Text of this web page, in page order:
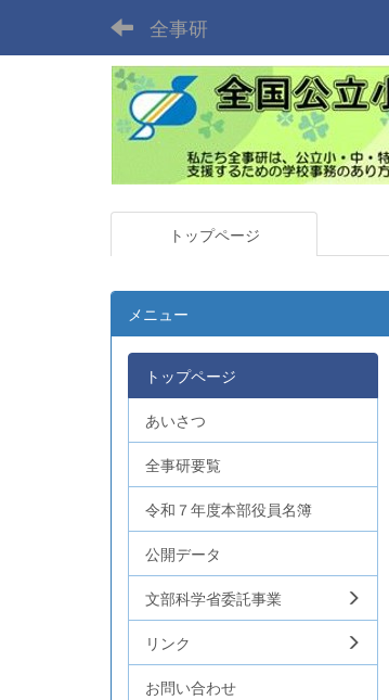
全事研
トップページ
メニュー
トップページ
あいさつ
全事研要覧
令和７年度本部役員名簿
公開データ
文部科学省委託事業
リンク
お問い合わせ